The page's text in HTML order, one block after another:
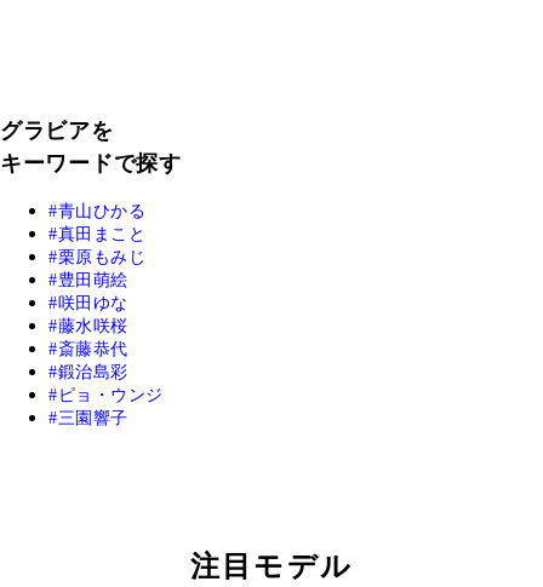
グラビアを
キーワードで探す
青山ひかる
真田まこと
栗原もみじ
豊田萌絵
咲田ゆな
藤水咲桜
斎藤恭代
鍛治島彩
ピョ・ウンジ
三園響子
注目モデル